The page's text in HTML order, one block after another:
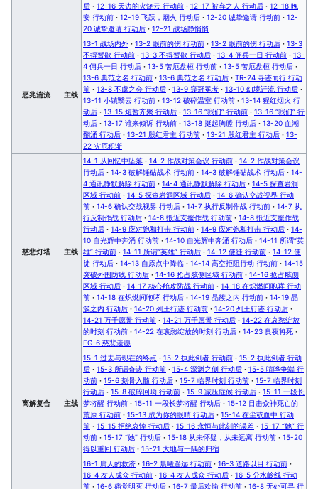
后 · 12-16 天边的火烧云 行动前 · 12-17 被弃之人 行动后 · 12-18 晚
安 行动前 · 12-19 飞跃，烟火 行动后 · 12-20 诚挚邀请 行动前 · 12-
20 诚挚邀请 行动后 · 12-21 战场静悄悄
恶兆湍流 主线
13-1 战场内外 · 13-2 眼前的伤 行动前 · 13-2 眼前的伤 行动后 · 13-3
不得暂歇 行动前 · 13-3 不得暂歇 行动后 · 13-4 佣兵一日 行动前 · 13-
4 佣兵一日 行动后 · 13-5 苦厄盘桓 行动前 · 13-5 苦厄盘桓 行动后 ·
13-6 典范之名 行动前 · 13-6 典范之名 行动后 · TR-24 寻迹而行 行动
前 · 13-8 不虞之会 行动后 · 13-9 窥冠冕者 · 13-10 幻境迁流 行动后 ·
13-11 小镇翳云 行动前 · 13-12 破碎温室 行动前 · 13-14 猩红烟火 行
动后 · 13-15 短暂齐聚 行动后 · 13-16 “我们” 行动前 · 13-16 “我们” 行
动后 · 13-17 谁来倾诉 行动前 · 13-18 挺起胸膛 行动后 · 13-20 血潮
翻涌 行动后 · 13-21 殷红君主 行动前 · 13-21 殷红君主 行动后 · 13-
22 灾厄积渐
慈悲灯塔 主线
14-1 从回忆中坠落 · 14-2 作战对策会议 行动前 · 14-2 作战对策会议
行动后 · 14-3 破解锤砧战术 行动前 · 14-3 破解锤砧战术 行动后 · 14-
4 通讯静默解除 行动前 · 14-4 通讯静默解除 行动后 · 14-5 探查岩洞
区域 行动前 · 14-5 探查岩洞区域 行动后 · 14-6 确认交战视界 行动
前 · 14-6 确认交战视界 行动后 · 14-7 执行反制作战 行动前 · 14-7 执
行反制作战 行动后 · 14-8 抵近支援作战 行动前 · 14-8 抵近支援作战
行动后 · 14-9 应对饱和打击 行动前 · 14-9 应对饱和打击 行动后 · 14-
10 自光辉中奔涌 行动前 · 14-10 自光辉中奔涌 行动后 · 14-11 所谓“英
雄” 行动前 · 14-11 所谓“英雄” 行动后 · 14-12 使徒 行动前 · 14-12 使
徒 行动后 · 14-13 自原点中降临 · 14-14 高空拒阻行动 行动前 · 14-15
突破外围防线 行动后 · 14-16 抢占舷侧区域 行动前 · 14-16 抢占舷侧
区域 行动后 · 14-17 核心舱攻防战 行动前 · 14-18 在炽燃间咆哮 行动
前 · 14-18 在炽燃间咆哮 行动后 · 14-19 晶簇之内 行动前 · 14-19 晶
簇之内 行动后 · 14-20 列王行迹 行动前 · 14-20 列王行迹 行动后 ·
14-21 万千愿景 行动前 · 14-21 万千愿景 行动后 · 14-22 在哀愁绽放
的时刻 行动前 · 14-22 在哀愁绽放的时刻 行动后 · 14-23 良夜将死 ·
EG-6 慈悲遗愿
离解复合 主线
15-1 过去与现在的终点 · 15-2 执此剑者 行动前 · 15-2 执此剑者 行动
后 · 15-3 所谓奇迹 行动前 · 15-4 深渊之侧 行动后 · 15-5 喧哗争端 行
动前 · 15-6 刻骨入髓 行动后 · 15-7 临界时刻 行动前 · 15-7 临界时刻
行动后 · 15-8 破碎回响 行动前 · 15-9 减压症候 行动后 · 15-11 一段长
梦将醒 行动前 · 15-11 一段长梦将醒 行动后 · 15-12 目击众神死亡的
荒原 行动前 · 15-13 成为你的眼睛 行动后 · 15-14 在尘或血中 行动
前 · 15-15 拒绝哀悼 行动后 · 15-16 永恒与此刻的误差 · 15-17 “她” 行
动前 · 15-17 “她” 行动后 · 15-18 从未怀疑，从未远离 行动前 · 15-20
得以重回 行动后 · 15-21 大地与一隅的归宿
16-1 庸人的救济 · 16-2 晨曦遥远 行动前 · 16-3 道路以目 行动前 ·
16-4 友人成众 行动前 · 16-4 友人成众 行动后 · 16-5 分水岭线 行动
前 · 16-6 痛觉明灭 行动后 · 16-7 最后欢愉 行动前 · 16-8 无处可寻 行